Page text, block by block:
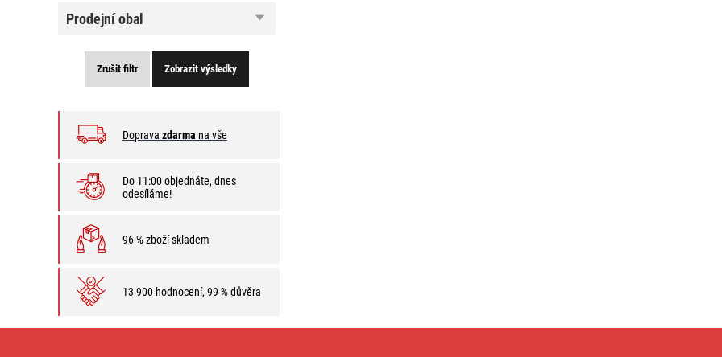
prodejní
prodejní obal
Zrušit filtr Zobrazit výsledky
Doprava zdarma na vše
Do 11:00 objednáte, dnes
odesíláme!
96 % zboží skladem
13 900 hodnocení, 99 % důvěra